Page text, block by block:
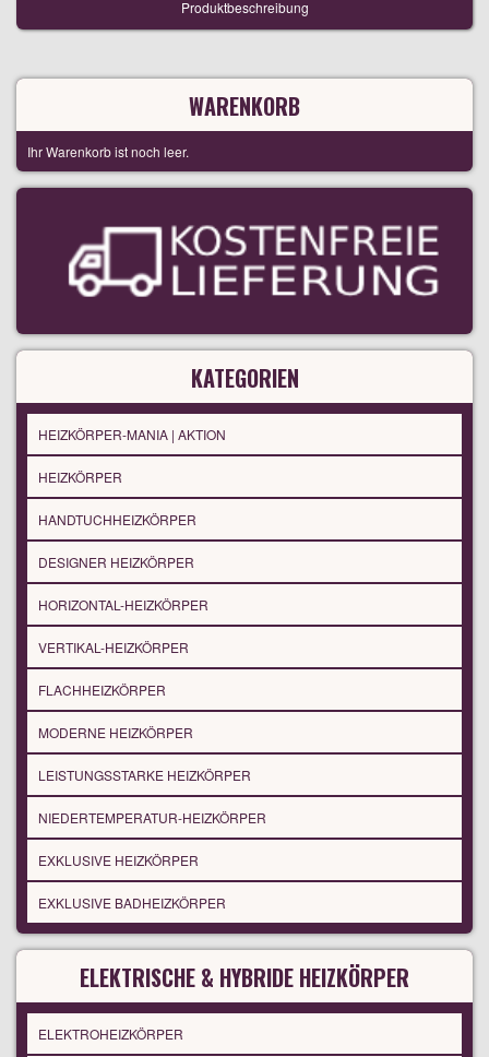
Produktbeschreibung
WARENKORB
Ihr Warenkorb ist noch leer.
KATEGORIEN
HEIZKÖRPER-MANIA | AKTION
HEIZKÖRPER
HANDTUCHHEIZKÖRPER
DESIGNER HEIZKÖRPER
HORIZONTAL-HEIZKÖRPER
VERTIKAL-HEIZKÖRPER
FLACHHEIZKÖRPER
MODERNE HEIZKÖRPER
LEISTUNGSSTARKE HEIZKÖRPER
NIEDERTEMPERATUR-HEIZKÖRPER
EXKLUSIVE HEIZKÖRPER
EXKLUSIVE BADHEIZKÖRPER
ELEKTRISCHE & HYBRIDE HEIZKÖRPER
ELEKTROHEIZKÖRPER